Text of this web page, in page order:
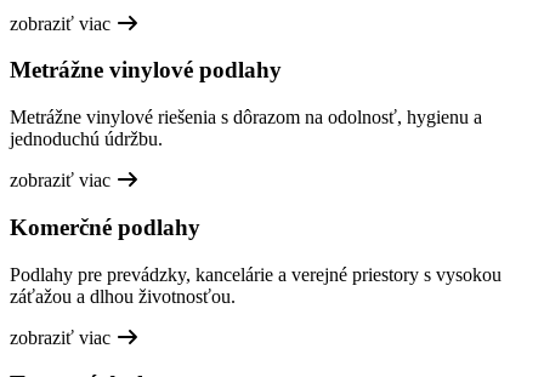
zobraziť viac
Metrážne vinylové podlahy
Metrážne vinylové riešenia s dôrazom na odolnosť, hygienu a
jednoduchú údržbu.
zobraziť viac
Komerčné podlahy
Podlahy pre prevádzky, kancelárie a verejné priestory s vysokou
záťažou a dlhou životnosťou.
zobraziť viac